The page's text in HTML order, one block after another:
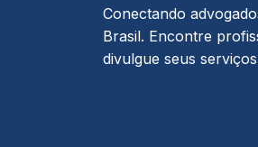
Conectando
Brasil. Encontre
divulgue seus